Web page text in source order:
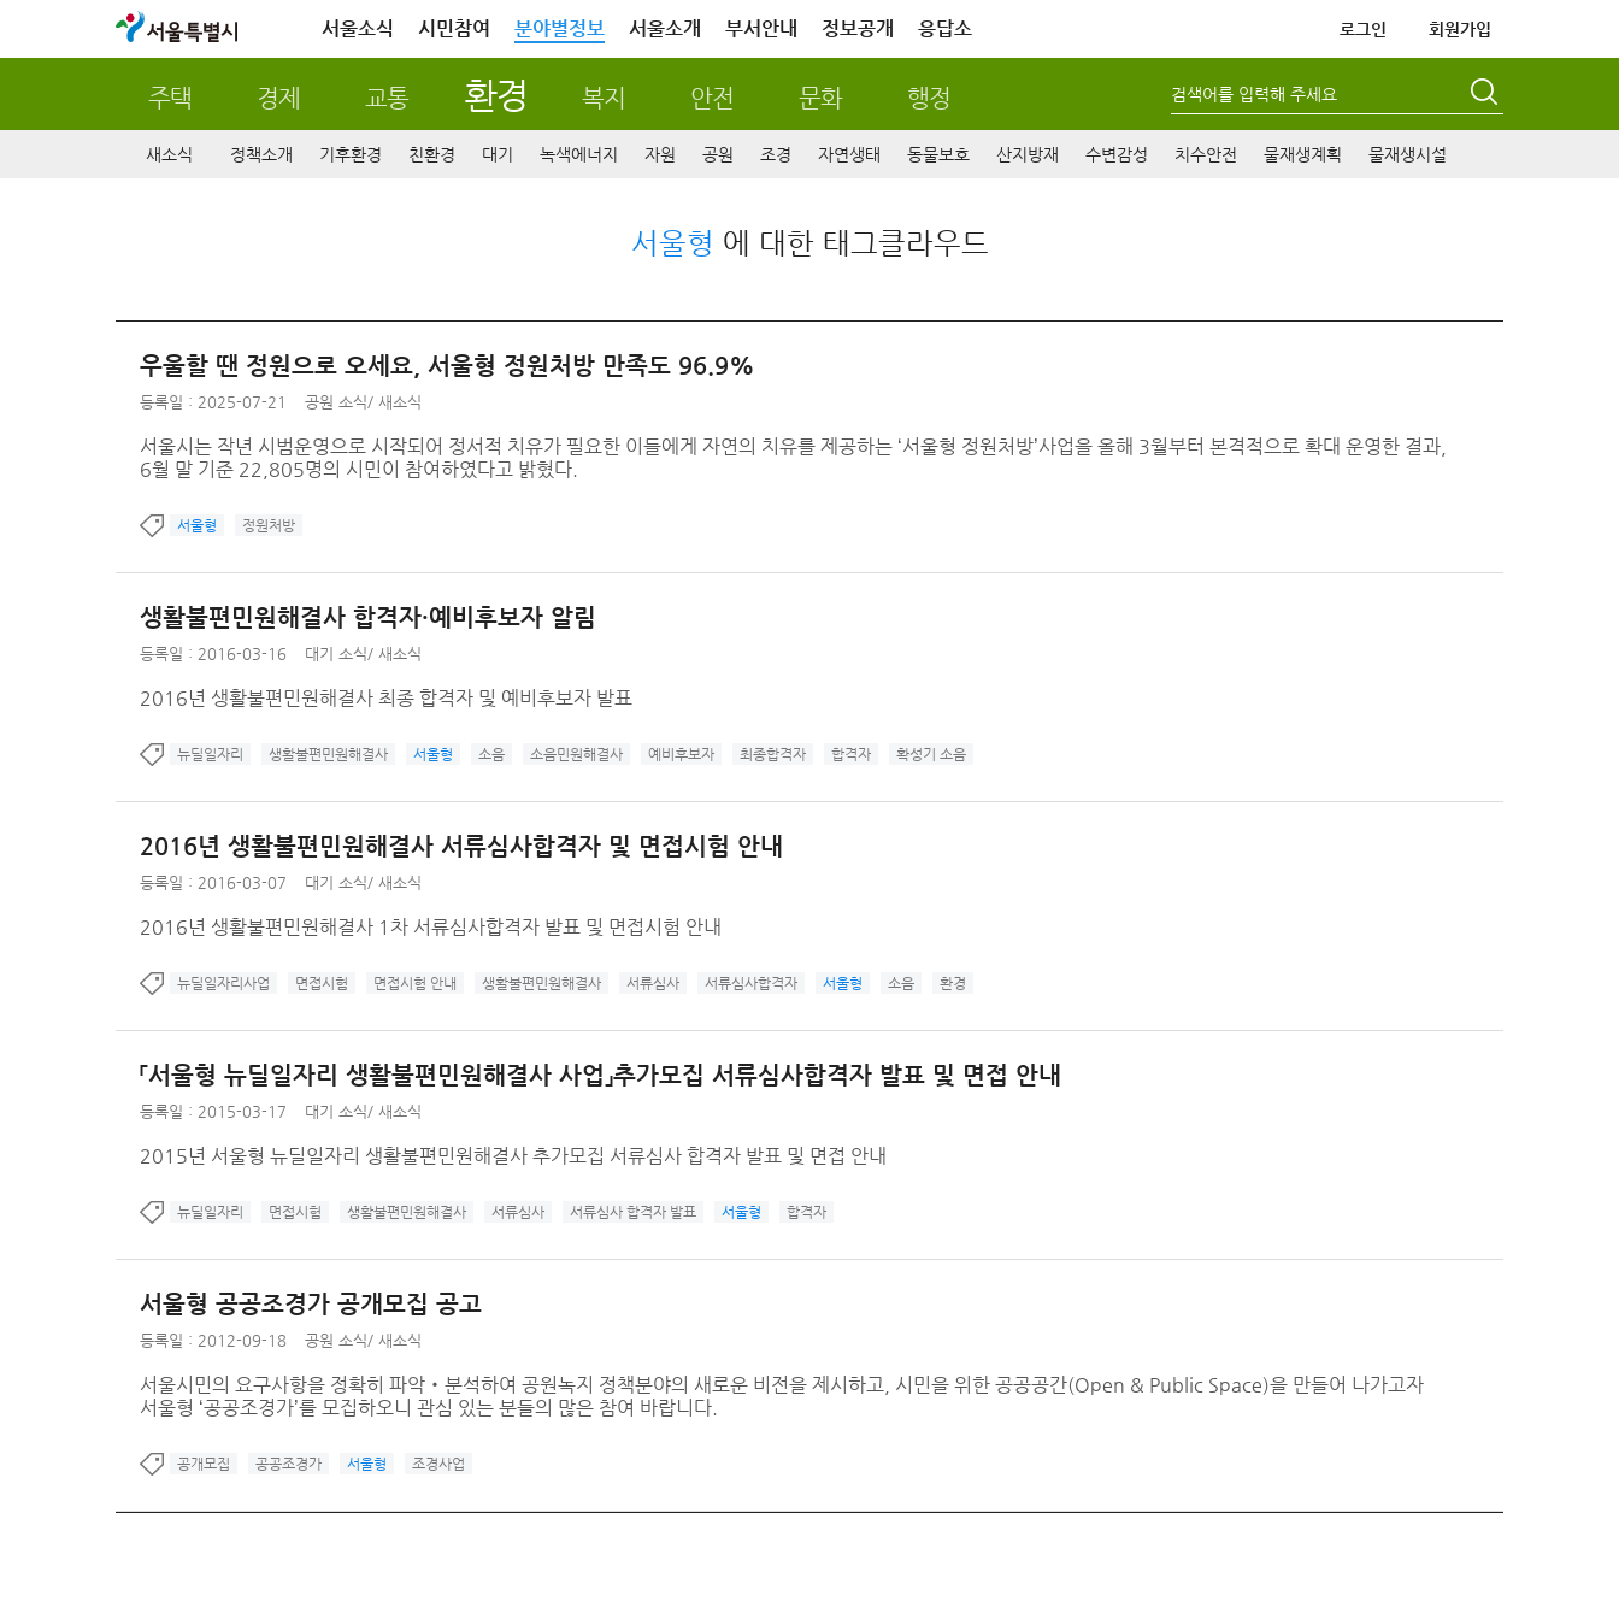
서울특별시 서울소식 시민참여 분야별정보 서울소개 부서안내 정보공개 응답소 로그인 회원가입
주택 경제 교통 환경 복지 안전 문화 행정 검색어를 입력해 주세요
새소식 정책소개 기후환경 친환경 대기 녹색에너지 자원 공원 조경 자연생태 동물보호 산지방재 수변감성 치수안전 물재생계획 물재생시설
서울형 에 대한 태그클라우드
우울할 땐 정원으로 오세요, 서울형 정원처방 만족도 96.9%
등록일 : 2025-07-21 공원 소식/ 새소식
서울시는 작년 시범운영으로 시작되어 정서적 치유가 필요한 이들에게 자연의 치유를 제공하는 ‘서울형 정원처방’사업을 올해 3월부터 본격적으로 확대 운영한 결과,
6월 말 기준 22,805명의 시민이 참여하였다고 밝혔다.
서울형 정원처방
생활불편민원해결사 합격자·예비후보자 알림
등록일 : 2016-03-16 대기 소식/ 새소식
2016년 생활불편민원해결사 최종 합격자 및 예비후보자 발표
뉴딜일자리 생활불편민원해결사 서울형 소음 소음민원해결사 예비후보자 최종합격자 합격자 확성기 소음
2016년 생활불편민원해결사 서류심사합격자 및 면접시험 안내
등록일 : 2016-03-07 대기 소식/ 새소식
2016년 생활불편민원해결사 1차 서류심사합격자 발표 및 면접시험 안내
뉴딜일자리사업 면접시험 면접시험 안내 생활불편민원해결사 서류심사 서류심사합격자 서울형 소음 환경
「서울형 뉴딜일자리 생활불편민원해결사 사업」추가모집 서류심사합격자 발표 및 면접 안내
등록일 : 2015-03-17 대기 소식/ 새소식
2015년 서울형 뉴딜일자리 생활불편민원해결사 추가모집 서류심사 합격자 발표 및 면접 안내
뉴딜일자리 면접시험 생활불편민원해결사 서류심사 서류심사 합격자 발표 서울형 합격자
서울형 공공조경가 공개모집 공고
등록일 : 2012-09-18 공원 소식/ 새소식
서울시민의 요구사항을 정확히 파악‧분석하여 공원녹지 정책분야의 새로운 비전을 제시하고, 시민을 위한 공공공간(Open & Public Space)을 만들어 나가고자
서울형 ‘공공조경가’를 모집하오니 관심 있는 분들의 많은 참여 바랍니다.
공개모집 공공조경가 서울형 조경사업